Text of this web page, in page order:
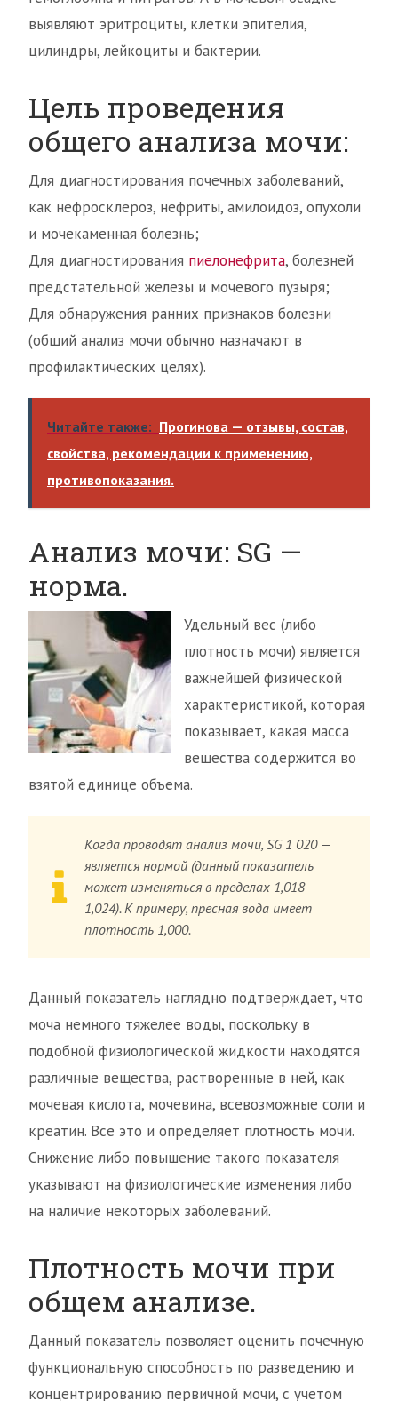
выявляют эритроциты, клетки эпителия,
цилиндры, лейкоциты и бактерии.
Цель проведения
общего анализа мочи:
Для диагностирования почечных заболеваний,
как нефросклероз, нефриты, амилоидоз, опухоли
и мочекаменная болезнь;
Для диагностирования пиелонефрита, болезней
предстательной железы и мочевого пузыря;
Для обнаружения ранних признаков болезни
(общий анализ мочи обычно назначают в
профилактических целях).
Читайте также: Прогинова — отзывы, состав,
свойства, рекомендации к применению,
противопоказания.
Анализ мочи: SG —
норма.
Удельный вес (либо
плотность мочи) является
важнейшей физической
характеристикой, которая
показывает, какая масса
вещества содержится во
взятой единице объема.
Когда проводят анализ мочи, SG 1 020 —
является нормой (данный показатель
может изменяться в пределах 1,018 —
1,024). К примеру, пресная вода имеет
плотность 1,000.
Данный показатель наглядно подтверждает, что
моча немного тяжелее воды, поскольку в
подобной физиологической жидкости находятся
различные вещества, растворенные в ней, как
мочевая кислота, мочевина, всевозможные соли и
креатин. Все это и определяет плотность мочи.
Снижение либо повышение такого показателя
указывают на физиологические изменения либо
на наличие некоторых заболеваний.
Плотность мочи при
общем анализе.
Данный показатель позволяет оценить почечную
функциональную способность по разведению и
концентрированию первичной мочи, с учетом